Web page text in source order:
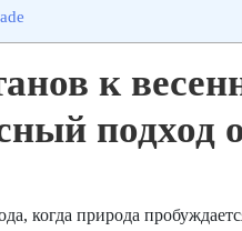
к
подход
когда природа